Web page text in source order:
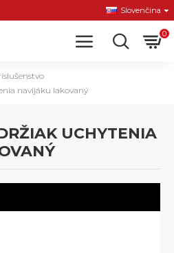
Slovenčina
0
navijáku lakovaný
UCHYTENIA